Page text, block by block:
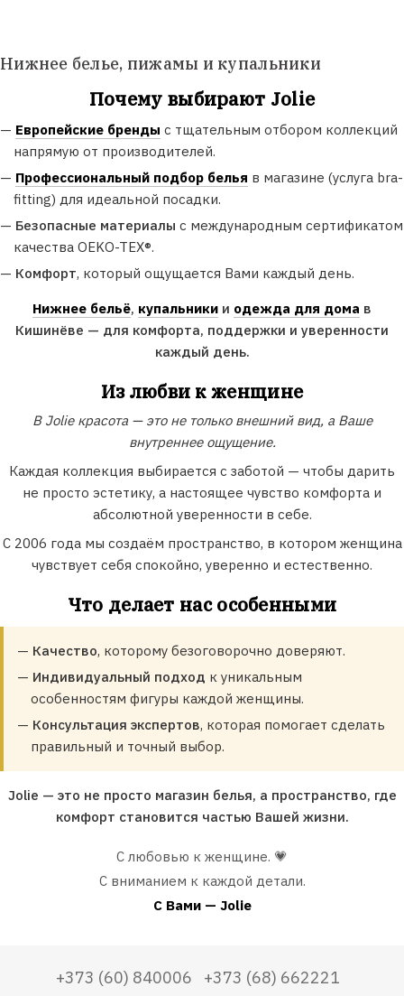
Нижнее белье, пижамы и купальники
Почему выбирают Jolie
— Европейские бренды с тщательным отбором коллекций
напрямую от производителей.
— Профессиональный подбор белья в магазине (услуга bra-
fitting) для идеальной посадки.
— Безопасные материалы с международным сертификатом
качества OEKO-TEX®.
— Комфорт, который ощущается Вами каждый день.
Нижнее бельё, купальники и одежда для дома в
Кишинёве — для комфорта, поддержки и уверенности
каждый день.
Из любви к женщине
В Jolie красота — это не только внешний вид, а Ваше
внутреннее ощущение.
Каждая коллекция выбирается с заботой — чтобы дарить
не просто эстетику, а настоящее чувство комфорта и
абсолютной уверенности в себе.
С 2006 года мы создаём пространство, в котором женщина
чувствует себя спокойно, уверенно и естественно.
Что делает нас особенными
— Качество, которому безоговорочно доверяют.
— Индивидуальный подход к уникальным
особенностям фигуры каждой женщины.
— Консультация экспертов, которая помогает сделать
правильный и точный выбор.
Jolie — это не просто магазин белья, а пространство, где
комфорт становится частью Вашей жизни.
С любовью к женщине. 💗
С вниманием к каждой детали.
С Вами — Jolie
+373 (60) 840006 +373 (68) 662221